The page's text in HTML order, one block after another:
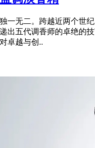
一无二。跨越近两个世
出五代调香师的卓绝的技
卓越与创..